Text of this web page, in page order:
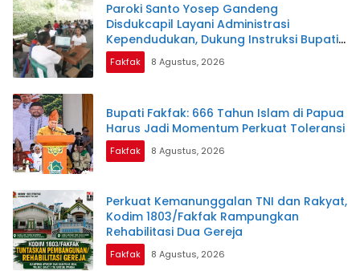
Paroki Santo Yosep Gandeng
Disdukcapil Layani Administrasi
Kependudukan, Dukung Instruksi Bupati
Samaun Dahlan
Fakfak 8 Agustus, 2026
Bupati Fakfak: 666 Tahun Islam di Papua
Harus Jadi Momentum Perkuat Toleransi
Fakfak 8 Agustus, 2026
Perkuat Kemanunggalan TNI dan Rakyat,
Kodim 1803/Fakfak Rampungkan
Rehabilitasi Dua Gereja
Fakfak 8 Agustus, 2026